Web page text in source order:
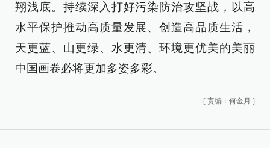
翔浅底。持续深入打好污染防治攻坚战，以高
水平保护推动高质量发展、创造高品质生活，
天更蓝、山更绿、水更清、环境更优美的美丽
中国画卷必将更加多姿多彩。
[ 责编：何金月 ]